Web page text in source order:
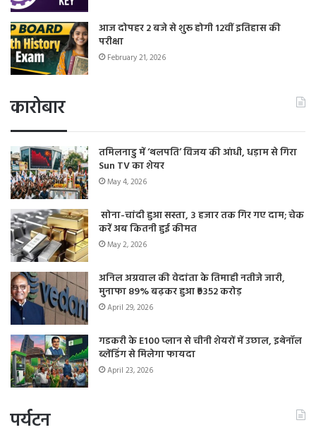
आज दोपहर 2 बजे से शुरू होगी 12वीं इतिहास की
परीक्षा
February 21, 2026
कारोबार
तमिलनाडु में ‘थलपति’ विजय की आंधी, धड़ाम से गिरा
Sun TV का शेयर
May 4, 2026
सोना-चांदी हुआ सस्ता, 3 हजार तक गिर गए दाम; चेक
करें अब कितनी हुई कीमत
May 2, 2026
अनिल अग्रवाल की वेदांता के तिमाही नतीजे जारी,
मुनाफा 89% बढ़कर हुआ ₹9352 करोड़
April 29, 2026
गडकरी के E100 प्लान से चीनी शेयरों में उछाल, इथेनॉल
ब्लेंडिंग से मिलेगा फायदा
April 23, 2026
पर्यटन